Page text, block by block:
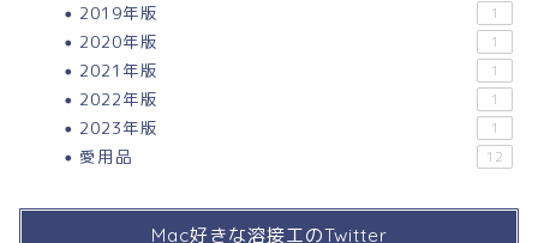
2019年版 1
2020年版 1
2021年版 1
2022年版 1
2023年版 1
愛用品 12
Mac好きな溶接工のTwitter